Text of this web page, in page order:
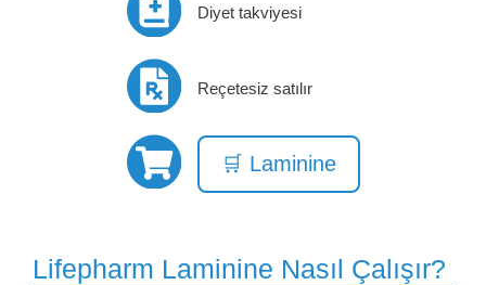
Diyet takviyesi
Reçetesiz satılır
🛒 Laminine
Lifepharm Laminine Nasıl Çalışır?